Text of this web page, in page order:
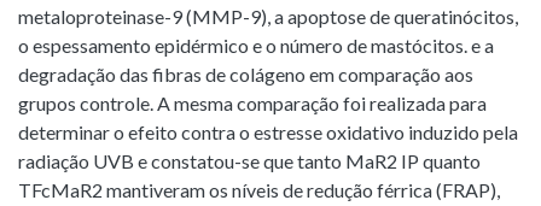
metaloproteinase-9 (MMP-9), a apoptose de queratinócitos,
o espessamento epidérmico e o número de mastócitos. e a
degradação das fibras de colágeno em comparação aos
grupos controle. A mesma comparação foi realizada para
determinar o efeito contra o estresse oxidativo induzido pela
radiação UVB e constatou-se que tanto MaR2 IP quanto
TFcMaR2 mantiveram os níveis de redução férrica (FRAP),